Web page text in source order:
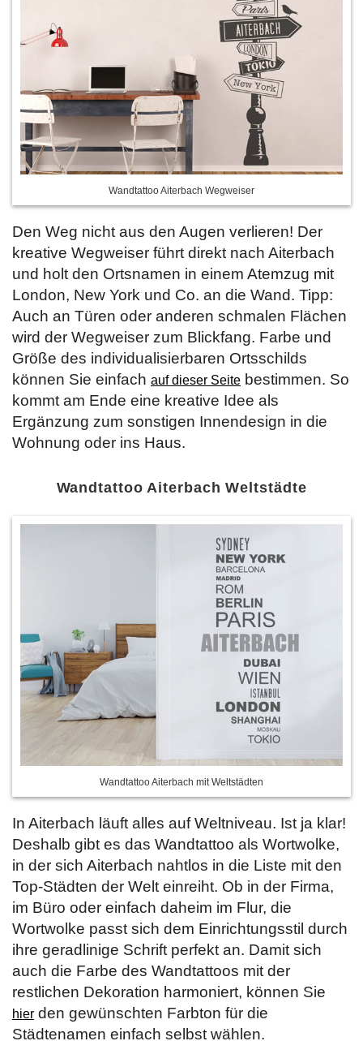
Wandtattoo Aiterbach Wegweiser
Den Weg nicht aus den Augen verlieren! Der
kreative Wegweiser führt direkt nach Aiterbach
und holt den Ortsnamen in einem Atemzug mit
London, New York und Co. an die Wand. Tipp:
Auch an Türen oder anderen schmalen Flächen
wird der Wegweiser zum Blickfang. Farbe und
Größe des individualisierbaren Ortsschilds
können Sie einfach auf dieser Seite bestimmen. So
kommt am Ende eine kreative Idee als
Ergänzung zum sonstigen Innendesign in die
Wohnung oder ins Haus.
Wandtattoo Aiterbach Weltstädte
Wandtattoo Aiterbach mit Weltstädten
In Aiterbach läuft alles auf Weltniveau. Ist ja klar!
Deshalb gibt es das Wandtattoo als Wortwolke,
in der sich Aiterbach nahtlos in die Liste mit den
Top-Städten der Welt einreiht. Ob in der Firma,
im Büro oder einfach daheim im Flur, die
Wortwolke passt sich dem Einrichtungsstil durch
ihre geradlinige Schrift perfekt an. Damit sich
auch die Farbe des Wandtattoos mit der
restlichen Dekoration harmoniert, können Sie
hier den gewünschten Farbton für die
Städtenamen einfach selbst wählen.